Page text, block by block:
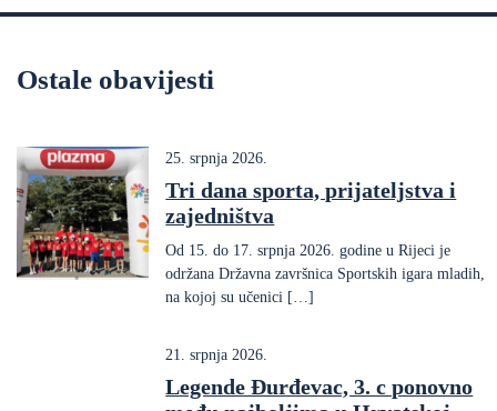
Ostale obavijesti
25. srpnja 2026.
Tri dana sporta, prijateljstva i
zajedništva
Od 15. do 17. srpnja 2026. godine u Rijeci je
održana Državna završnica Sportskih igara mladih,
na kojoj su učenici […]
21. srpnja 2026.
Legende Đurđevac, 3. c ponovno